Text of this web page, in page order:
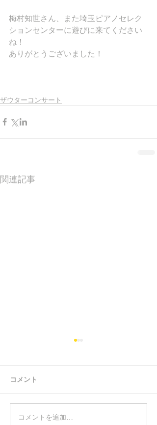
梅村知世さん、また埼玉ピアノセレク
ションセンターに遊びに来てください
ね！
ありがとうございました！
ザウターコンサート
関連記事
「デュエットゥアフタヌ
コメント
コメントを追加…